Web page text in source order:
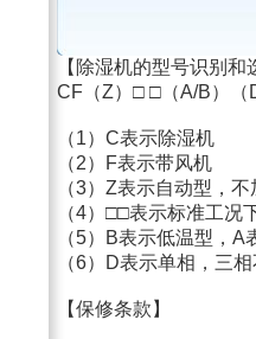
【除湿机的型号识别和
CF（Z）□ □（A/B）（
（1）C表示除湿机
（2）F表示带风机
（3）Z表示自动型，不
（4）□□表示标准工况
（5）B表示低温型，A
（6）D表示单相，三相
【保修条款】